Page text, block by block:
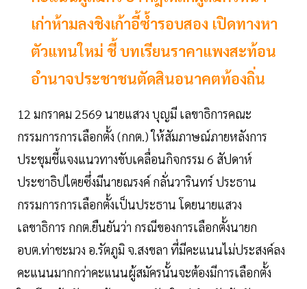
เก่าห้ามลงชิงเก้าอี้ซ้ำรอบสอง เปิดทางหา
ตัวแทนใหม่ ชี้ บทเรียนราคาแพงสะท้อน
อำนาจประชาชนตัดสินอนาคตท้องถิ่น
12 มกราคม 2569 นายแสวง บุญมี เลขาธิการคณะ
กรรมการการเลือกตั้ง (กกต.) ให้สัมภาษณ์ภายหลังการ
ประชุมชี้แจงแนวทางขับเคลื่อนกิจกรรม 6 สัปดาห์
ประชาธิปไตยซึ่งมีนายณรงค์ กลั่นวารินทร์ ประธาน
กรรมการการเลือกตั้งเป็นประธาน โดยนายแสวง
เลขาธิการ กกต.ยืนยันว่า กรณีของการเลือกตั้งนายก
อบต.ท่าชะมวง อ.รัตภูมิ จ.สงขลา ที่มีคะแนนไม่ประสงค์ลง
คะแนนมากกว่าคะแนนผู้สมัครนั้นจะต้องมีการเลือกตั้ง